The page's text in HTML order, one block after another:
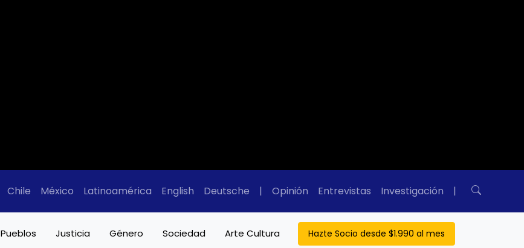
Chile México Latinoamérica English Deutsche | Opinión Entrevistas Investigación |
Pueblos Justicia Género Sociedad Arte Cultura Hazte Socio desde $1.990 al mes